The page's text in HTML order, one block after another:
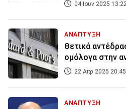
04 Ιουν 2025
ΑΝΑΠΤΥΞΗ
Θετικά
ομόλογα στην
22 Απρ 2025 20:45
ΑΝΑΠΤΥΞΗ